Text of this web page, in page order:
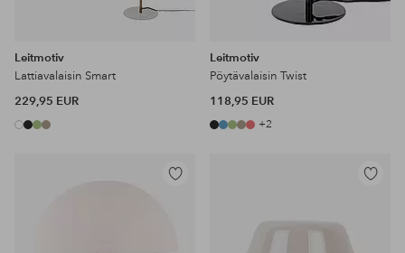
Leitmotiv
Lattiavalaisin Smart
229,95 EUR
Leitmotiv
Pöytävalaisin Twist
118,95 EUR
+2
Lisää
Lisää